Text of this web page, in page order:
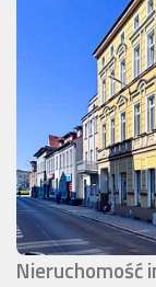
Nieruchomość